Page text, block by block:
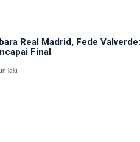
Real Madrid, Fede
Final
lalu